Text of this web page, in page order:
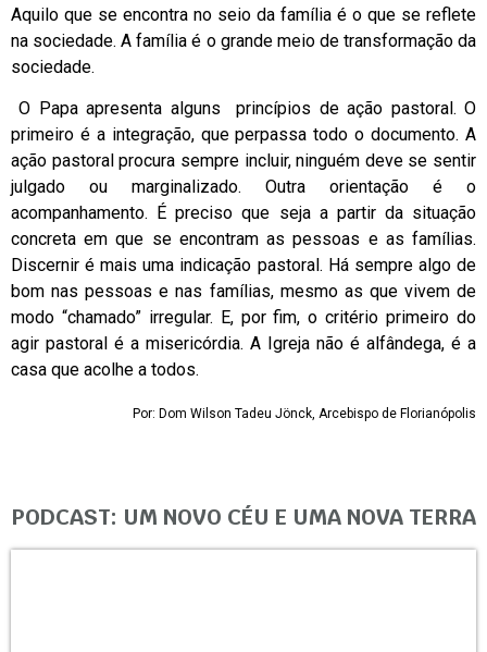
Aquilo que se encontra no seio da família é o que se reflete
na sociedade. A família é o grande meio de transformação da
sociedade.
O Papa apresenta alguns princípios de ação pastoral. O
primeiro é a integração, que perpassa todo o documento. A
ação pastoral procura sempre incluir, ninguém deve se sentir
julgado ou marginalizado. Outra orientação é o
acompanhamento. É preciso que seja a partir da situação
concreta em que se encontram as pessoas e as famílias.
Discernir é mais uma indicação pastoral. Há sempre algo de
bom nas pessoas e nas famílias, mesmo as que vivem de
modo “chamado” irregular. E, por fim, o critério primeiro do
agir pastoral é a misericórdia. A Igreja não é alfândega, é a
casa que acolhe a todos.
Por: Dom Wilson Tadeu Jönck, Arcebispo de Florianópolis
PODCAST: UM NOVO CÉU E UMA NOVA TERRA